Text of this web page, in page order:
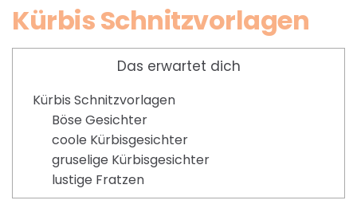
Kürbis Schnitzvorlagen
Das erwartet dich
Kürbis Schnitzvorlagen
Böse Gesichter
coole Kürbisgesichter
gruselige Kürbisgesichter
lustige Fratzen